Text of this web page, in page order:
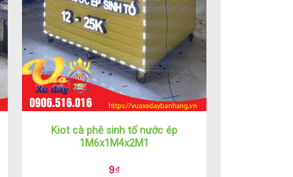
Kiot cà phê sinh tố nước ép
1M6x1M4x2M1
9₫